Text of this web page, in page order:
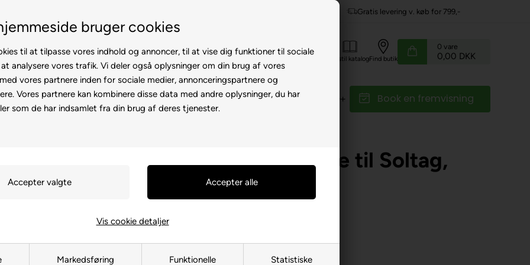
bruger cookies
til at tilpasse vores indhold og annoncer, til at vise dig funktioner til sociale
analysere vores trafik. Vi deler også oplysninger om din brug af vores
vores partnere inden for sociale medier, annonceringspartnere og
Vores partnere kan kombinere disse data med andre oplysninger, du har
som de har indsamlet fra din brug af deres tjenester.
Markedsføring Funktionelle Statistiske
Vis cookie detaljer
Service hos dig
Bestil katalogFind butik
0 vare
0,00 DKK
Rollator Brugte Otiumstole El-kørestol Tilbehør Reservedele Book en fremvisning
Inderste gummiliste til Soltag,
Country II
249,00DKK